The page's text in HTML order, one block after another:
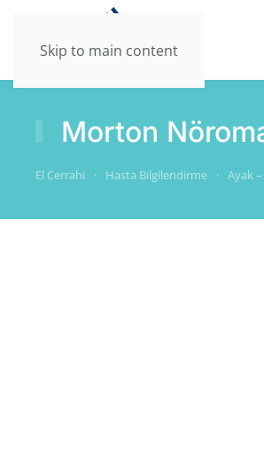
Skip to main content
Morton
El Cerrahi Hasta Bilgilendirme Ayak